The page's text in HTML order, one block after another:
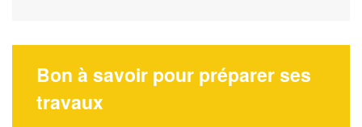
Bon à savoir pour préparer ses
travaux